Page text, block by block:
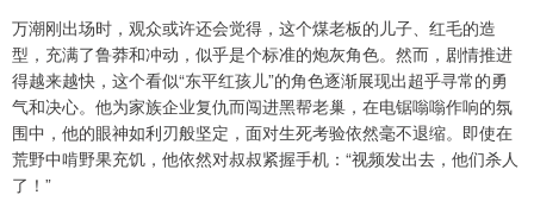
万潮刚出场时，观众或许还会觉得，这个煤老板的儿子、红毛的造
型，充满了鲁莽和冲动，似乎是个标准的炮灰角色。然而，剧情推进
得越来越快，这个看似“东平红孩儿”的角色逐渐展现出超乎寻常的勇
气和决心。他为家族企业复仇而闯进黑帮老巢，在电锯嗡嗡作响的氛
围中，他的眼神如利刃般坚定，面对生死考验依然毫不退缩。即使在
荒野中啃野果充饥，他依然对叔叔紧握手机：“视频发出去，他们杀人
了！”